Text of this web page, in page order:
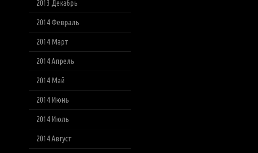
2013 Декабрь
2014 Февраль
2014 Март
2014 Апрель
2014 Май
2014 Июнь
2014 Июль
2014 Август